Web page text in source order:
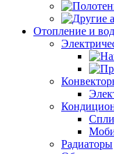
Отопление и
Радиаторы